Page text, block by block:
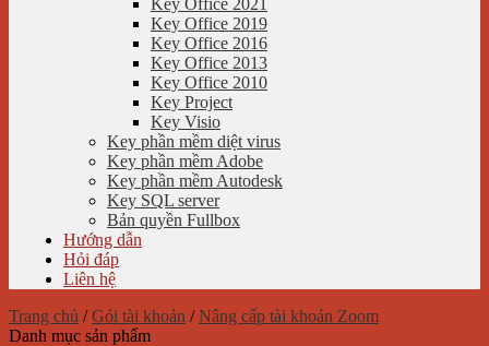
Key Office 2021
Key Office 2019
Key Office 2016
Key Office 2013
Key Office 2010
Key Project
Key Visio
Key phần mềm diệt virus
Key phần mềm Adobe
Key phần mềm Autodesk
Key SQL server
Bản quyền Fullbox
Hướng dẫn
Hỏi đáp
Liên hệ
Trang chủ / Gói tài khoản / Nâng cấp tài khoản Zoom
Danh mục sản phẩm